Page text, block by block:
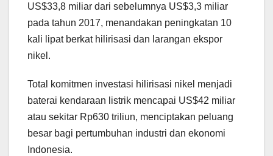
US$33,8 miliar dari sebelumnya US$3,3 miliar
pada tahun 2017, menandakan peningkatan 10
kali lipat berkat hilirisasi dan larangan ekspor
nikel.
Total komitmen investasi hilirisasi nikel menjadi
baterai kendaraan listrik mencapai US$42 miliar
atau sekitar Rp630 triliun, menciptakan peluang
besar bagi pertumbuhan industri dan ekonomi
Indonesia.